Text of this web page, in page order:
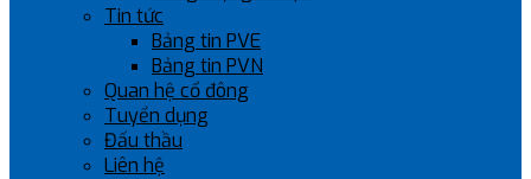
Tin tức
Bảng tin PVE
Bảng tin PVN
Quan hệ cổ đông
Tuyển dụng
Đấu thầu
Liên hệ